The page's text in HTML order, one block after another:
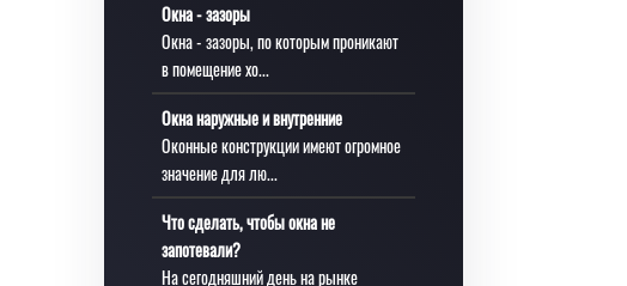
Окна - зазоры
Окна - зазоры, по которым проникают
в помещение хо...
Окна наружные и внутренние
Оконные конструкции имеют огромное
значение для лю...
Что сделать, чтобы окна не
запотевали?
На сегодняшний день на рынке